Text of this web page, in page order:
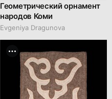
Геометрический орнамент
народов Коми
Evgeniya Dragunova